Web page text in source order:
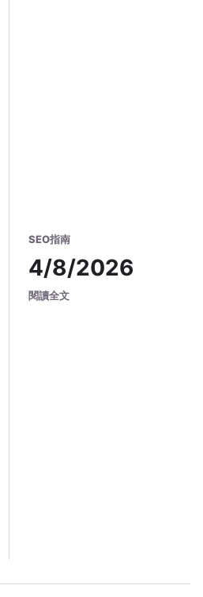
SEO指南
4/8/2026
閱讀全文